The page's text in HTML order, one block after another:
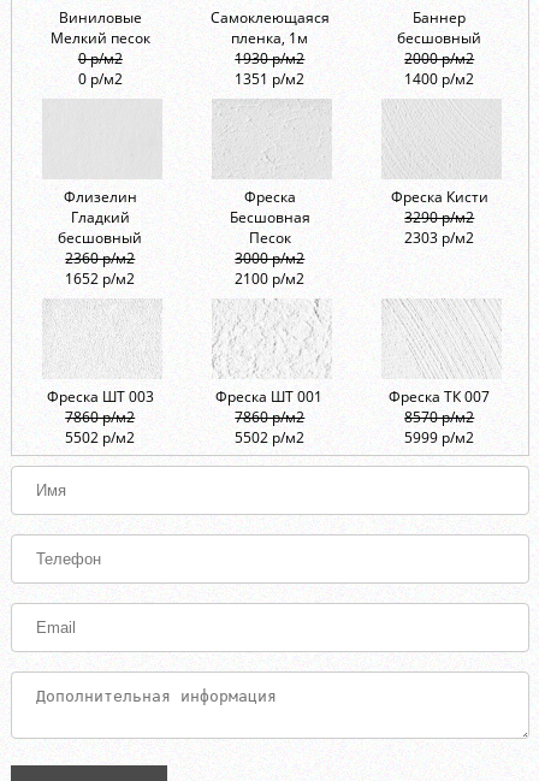
Виниловые
Мелкий песок
0 р/м2
0 р/м2
Самоклеющаяся
пленка, 1м
1930 р/м2
1351 р/м2
Баннер
бесшовный
2000 р/м2
1400 р/м2
Флизелин
Гладкий
бесшовный
2360 р/м2
1652 р/м2
Фреска
Бесшовная
Песок
3000 р/м2
2100 р/м2
Фреска Кисти
3290 р/м2
2303 р/м2
Фреска ШТ 003
7860 р/м2
5502 р/м2
Фреска ШТ 001
7860 р/м2
5502 р/м2
Фреска ТК 007
8570 р/м2
5999 р/м2